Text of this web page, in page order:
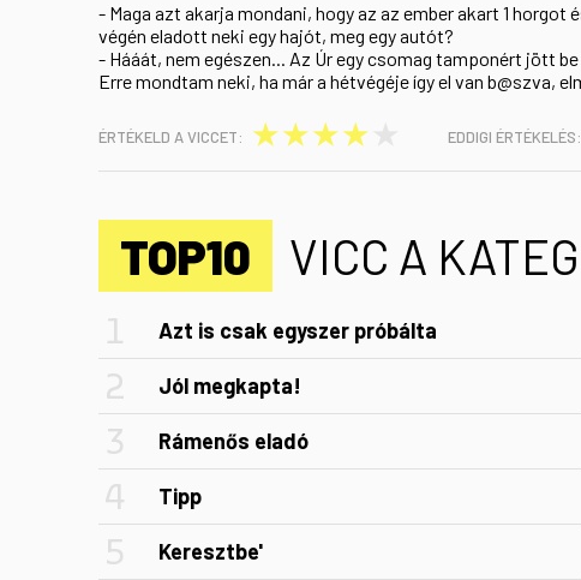
- Maga azt akarja mondani, hogy az az ember akart 1 horgot
végén eladott neki egy hajót, meg egy autót?
- Hááát, nem egészen... Az Úr egy csomag tamponért jött be
Erre mondtam neki, ha már a hétvégéje így el van b@szva,
ÉRTÉKELD A VICCET: ★
★
★
★ EDDIGI ÉRTÉKELÉS:
TOP10 VICC A
Azt is csak egyszer próbálta
Jól megkapta!
Rámenős eladó
Tipp
Keresztbe'